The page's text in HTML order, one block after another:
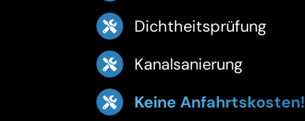
Dichtheitsprüfung
Kanalsanierung
Keine Anfahrtskosten!